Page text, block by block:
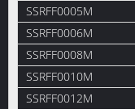
SSRFF0005M
SSRFF0006M
SSRFF0008M
SSRFF0010M
SSRFF0012M